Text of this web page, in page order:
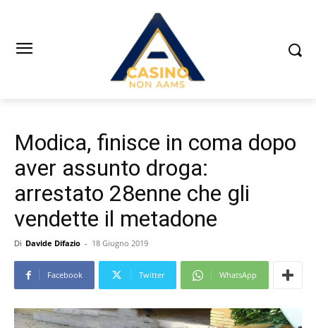
Modica, finisce in coma dopo
aver assunto droga:
arrestato 28enne che gli
vendette il metadone
Di Davide Difazio - 18 Giugno 2019
Facebook Twitter WhatsApp